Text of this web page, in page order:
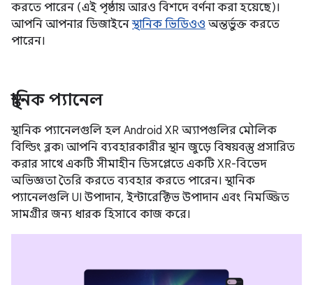
করতে পারেন (এই পৃষ্ঠায় আরও বিশদে বর্ণনা করা হয়েছে)।
আপনি আপনার ডিজাইনেস্থানিক ভিডিওও অন্তর্ভুক্ত করতে
পারেন।
স্থানিক প্যানেল
স্থানিক প্যানেলগুলি হল Android XR অ্যাপগুলির মৌলিক
বিল্ডিং ব্লক৷ আপনি ব্যবহারকারীর স্থান জুড়ে বিষয়বস্তু প্রসারিত
করার সাথে একটি সীমাহীন ডিসপ্লেতে একটি XR-বিভেদ
অভিজ্ঞতা তৈরি করতে ব্যবহার করতে পারেন। স্থানিক
প্যানেলগুলি UI উপাদান, ইন্টারেক্টিভ উপাদান এবং নিমজ্জিত
সামগ্রীর জন্য ধারক হিসাবে কাজ করে।